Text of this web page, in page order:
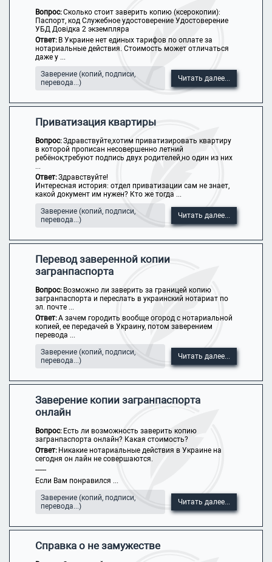
Вопрос:Сколько стоит заверить копию (ксерокопии):
Паспорт, код Служебное удостоверение Удостоверение
УБД Довідка 2 экземпляра
Ответ: В Украине нет единых тарифов по оплате за
нотариальные действия. Стоимость может отличаться
даже у ...
Заверение (копий, подписи,
перевода...)
Читать далее...
Приватизация квартиры
Вопрос:Здравствуйте,хотим приватизировать квартиру
в которой прописан несовершенно летний
ребёнок,требуют подпись двух родителей,но один из них
...
Ответ:Здравствуйте!
Интересная история: отдел приватизации сам не знает,
какой документ им нужен? Кто же тогда ...
Заверение (копий, подписи,
перевода...)
Читать далее...
Перевод заверенной копии
загранпаспорта
Вопрос: Возможно ли заверить за границей копию
загранпаспорта и переслать в украинский нотариат по
эл. почте ...
Ответ:А зачем городить вообще огород с нотариальной
копией, ее передачей в Украину, потом заверением
перевода ...
Заверение (копий, подписи,
перевода...)
Читать далее...
Заверение копии загранпаспорта
онлайн
Вопрос: Есть ли возможность заверить копию
загранпаспорта онлайн? Какая стоимость?
Ответ: Никакие нотариальные действия в Украине на
сегодня он лайн не совершаются.
------
Если Вам понравился ...
Заверение (копий, подписи,
перевода...)
Читать далее...
Справка о не замужестве